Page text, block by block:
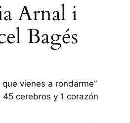
Arnal i
Bagés
vienes a rondarme”
45 cerebros y 1 corazón